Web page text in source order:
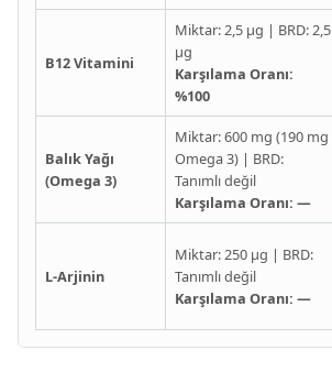
B12 Vitamini
Miktar: 2,5 µg | BRD: 2,5
µg
Karşılama Oranı:
%100
Balık Yağı
(Omega 3)
Miktar: 600 mg (190 mg
Omega 3) | BRD:
Tanımlı değil
Karşılama Oranı: —
L-Arjinin
Miktar: 250 µg | BRD:
Tanımlı değil
Karşılama Oranı: —